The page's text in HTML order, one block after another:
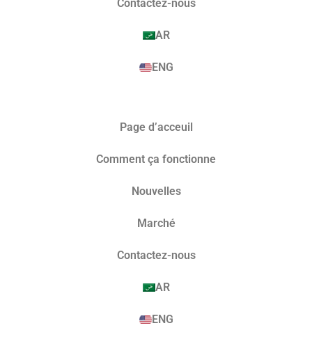
Contactez-nous
AR
ENG
Page d’acceuil
Comment ça fonctionne
Nouvelles
Marché​
Contactez-nous
AR
ENG